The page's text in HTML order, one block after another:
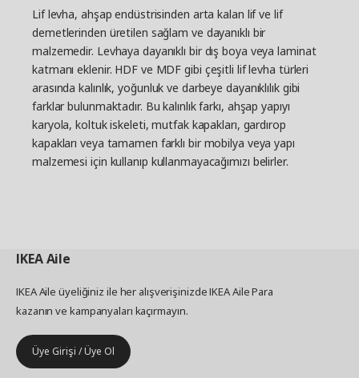
Lif levha, ahşap endüstrisinden arta kalan lif ve lif
demetlerinden üretilen sağlam ve dayanıklı bir
malzemedir. Levhaya dayanıklı bir dış boya veya laminat
katmanı eklenir. HDF ve MDF gibi çeşitli lif levha türleri
arasında kalınlık, yoğunluk ve darbeye dayanıklılık gibi
farklar bulunmaktadır. Bu kalınlık farkı, ahşap yapıyı
karyola, koltuk iskeleti, mutfak kapakları, gardırop
kapakları veya tamamen farklı bir mobilya veya yapı
malzemesi için kullanıp kullanmayacağımızı belirler.
IKEAAile
IKEA Aile üyeliğiniz ile her alışverişinizde IKEA Aile Para
kazanın ve kampanyaları kaçırmayın.
Üye Girişi / Üye Ol